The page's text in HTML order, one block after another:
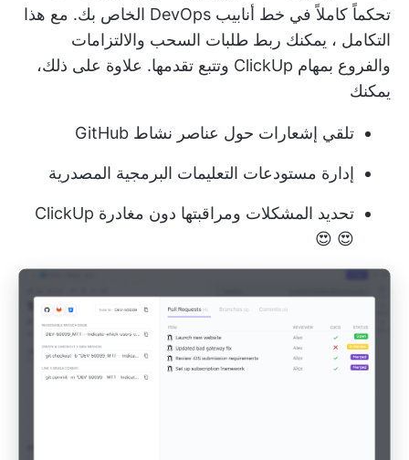
تحكماً كاملاً في خط أنابيب DevOps الخاص بك. مع
هذا
التكامل ، يمكنك ربط طلبات السحب والالتزامات
والفروع بمهام ClickUp وتتبع تقدمها. علاوة على ذلك،
يمكنك
تلقي إشعارات حول عناصر نشاط GitHub
إدارة مستودعات التعليمات البرمجية المصدرية
تحديد المشكلات ومراقبتها دون مغادرة ClickUp
😍 😍